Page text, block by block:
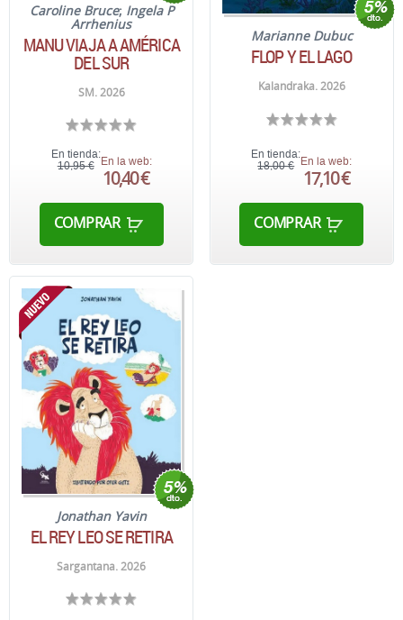
Caroline Bruce; Ingela P
Arrhenius
MANU VIAJA A AMÉRICA
DEL SUR
SM. 2026
En tienda:
10,95 € En la web:
10,40 €
COMPRAR
Marianne Dubuc
FLOP Y EL LAGO
Kalandraka. 2026
En tienda:
18,00 €
En la web:
17,10 €
COMPRAR
Jonathan Yavin
EL REY LEO SE RETIRA
Sargantana. 2026